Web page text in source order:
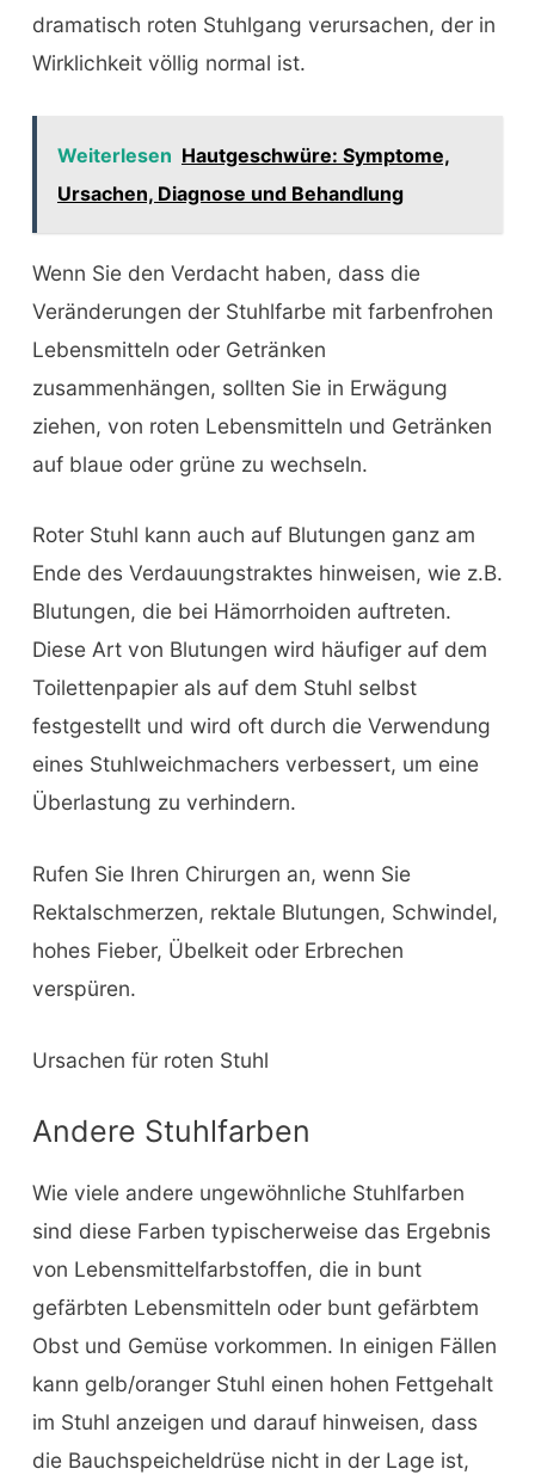
dramatisch roten Stuhlgang verursachen, der in
Wirklichkeit völlig normal ist.
Weiterlesen Hautgeschwüre: Symptome,
Ursachen, Diagnose und Behandlung
Wenn Sie den Verdacht haben, dass die
Veränderungen der Stuhlfarbe mit farbenfrohen
Lebensmitteln oder Getränken
zusammenhängen, sollten Sie in Erwägung
ziehen, von roten Lebensmitteln und Getränken
auf blaue oder grüne zu wechseln.
Roter Stuhl kann auch auf Blutungen ganz am
Ende des Verdauungstraktes hinweisen, wie z.B.
Blutungen, die bei Hämorrhoiden auftreten.
Diese Art von Blutungen wird häufiger auf dem
Toilettenpapier als auf dem Stuhl selbst
festgestellt und wird oft durch die Verwendung
eines Stuhlweichmachers verbessert, um eine
Überlastung zu verhindern.
Rufen Sie Ihren Chirurgen an, wenn Sie
Rektalschmerzen, rektale Blutungen, Schwindel,
hohes Fieber, Übelkeit oder Erbrechen
verspüren.
Ursachen für roten Stuhl
Andere Stuhlfarben
Wie viele andere ungewöhnliche Stuhlfarben
sind diese Farben typischerweise das Ergebnis
von Lebensmittelfarbstoffen, die in bunt
gefärbten Lebensmitteln oder bunt gefärbtem
Obst und Gemüse vorkommen. In einigen Fällen
kann gelb/oranger Stuhl einen hohen Fettgehalt
im Stuhl anzeigen und darauf hinweisen, dass
die Bauchspeicheldrüse nicht in der Lage ist,